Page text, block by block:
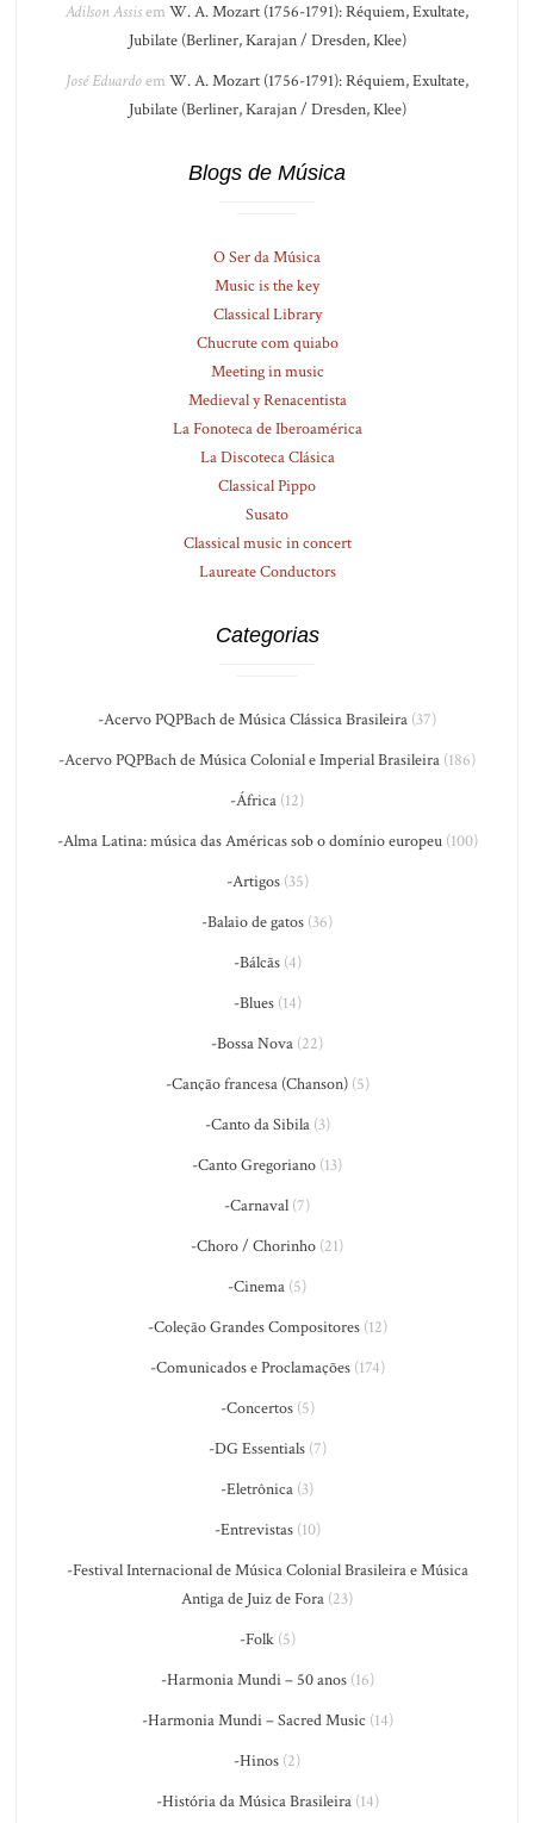
Adilson Assisem W. A. Mozart (1756-1791): Réquiem, Exultate,
Jubilate (Berliner, Karajan / Dresden, Klee)
José Eduardoem W. A. Mozart (1756-1791): Réquiem, Exultate,
Jubilate (Berliner, Karajan / Dresden, Klee)
Blogs de Música
O Ser da Música
Music is the key
Classical Library
Chucrute com quiabo
Meeting in music
Medieval y Renacentista
La Fonoteca de Iberoamérica
La Discoteca Clásica
Classical Pippo
Susato
Classical music in concert
Laureate Conductors
Categorias
-Acervo PQPBach de Música Clássica Brasileira (37)
-Acervo PQPBach de Música Colonial e Imperial Brasileira (186)
-África (12)
-Alma Latina: música das Américas sob o domínio europeu(100)
-Artigos(35)
-Balaio de gatos (36)
-Bálcãs(4)
-Blues(14)
-Bossa Nova (22)
-Canção francesa (Chanson)(5)
-Canto da Sibila(3)
-Canto Gregoriano (13)
-Carnaval (7)
-Choro / Chorinho (21)
-Cinema (5)
-Coleção Grandes Compositores(12)
-Comunicados e Proclamações(174)
-Concertos(5)
-DG Essentials(7)
-Eletrônica (3)
-Entrevistas(10)
-Festival Internacional de Música Colonial Brasileira e Música
Antiga de Juiz de Fora (23)
-Folk(5)
-Harmonia Mundi – 50 anos(16)
-Harmonia Mundi – Sacred Music (14)
-Hinos (2)
-História da Música Brasileira(14)